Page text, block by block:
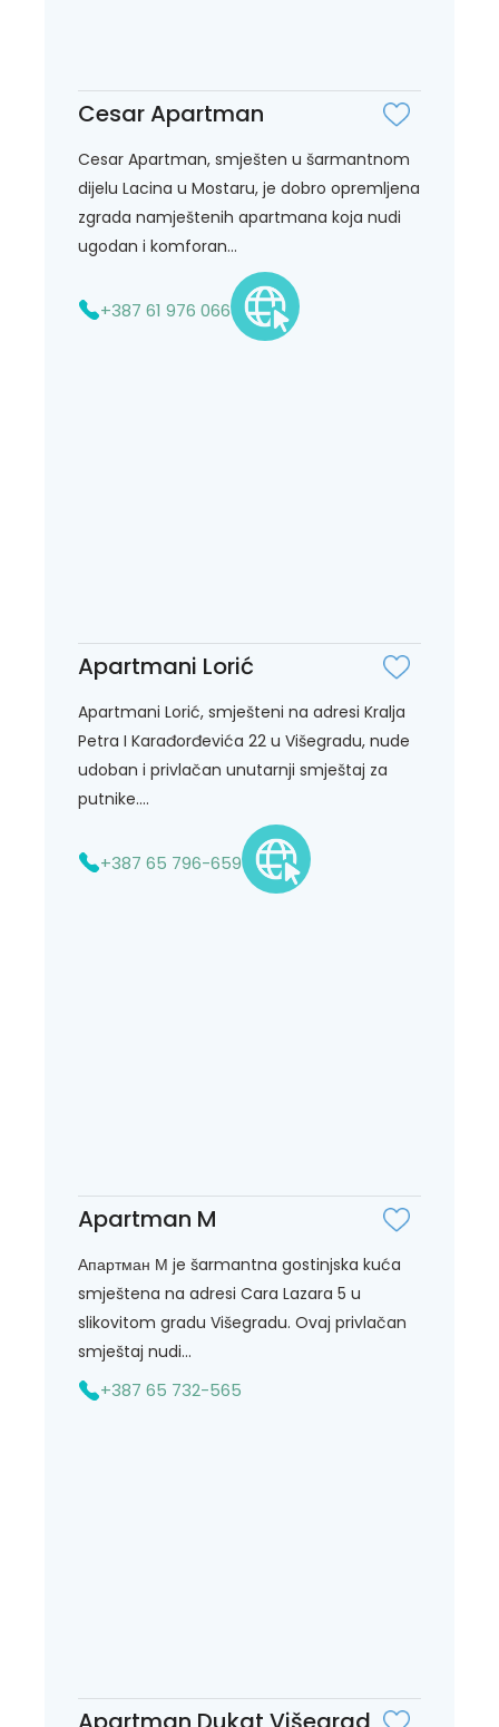
Cesar Apartman
Cesar Apartman, smješten u šarmantnom
dijelu Lacina u Mostaru, je dobro opremljena
zgrada namještenih apartmana koja nudi
ugodan i komforan...
+387 61 976 066
Apartmani Lorić
Apartmani Lorić, smješteni na adresi Kralja
Petra I Karađorđevića 22 u Višegradu, nude
udoban i privlačan unutarnji smještaj za
putnike....
+387 65 796-659
Apartman M
Апартман М je šarmantna gostinjska kuća
smještena na adresi Cara Lazara 5 u
slikovitom gradu Višegradu. Ovaj privlačan
smještaj nudi...
+387 65 732-565